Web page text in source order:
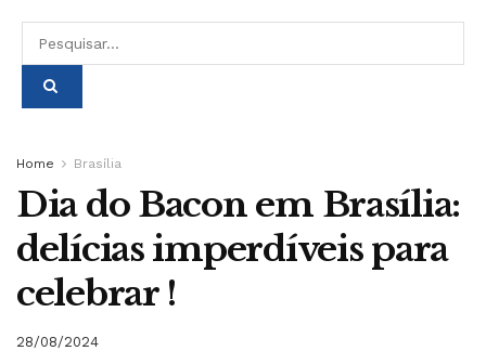
Home Brasília
Dia do Bacon em Brasília:
delícias imperdíveis para
celebrar !
28/08/2024